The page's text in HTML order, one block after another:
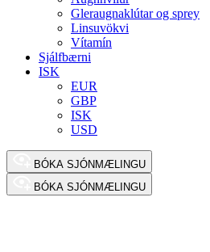
Gleraugnaklútar og sprey
Linsuvökvi
Vítamín
Sjálfbærni
ISK
EUR
GBP
ISK
USD
BÓKA SJÓNMÆLINGU
BÓKA SJÓNMÆLINGU